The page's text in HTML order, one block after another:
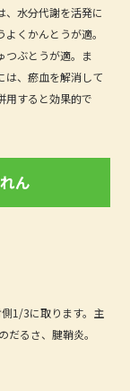
、水分代謝を活発に
くかんとうが適。
つぶとうが適。ま
は、瘀血を解消して
用すると効果的で
ん
1/3に取ります。主
るさ、腱鞘炎。